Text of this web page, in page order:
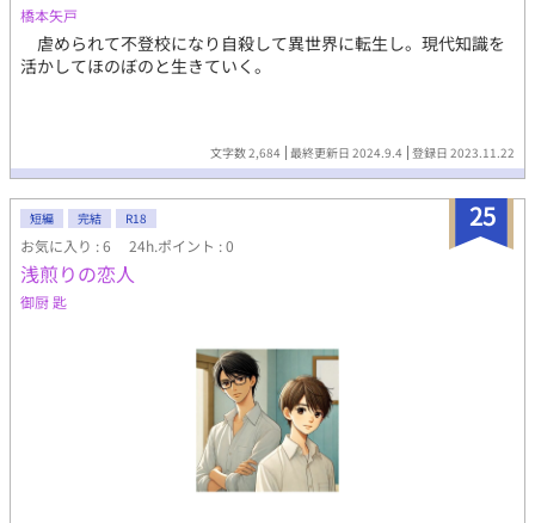
祐と田舎人・直也の切ない恋愛ストーリー
橋本矢戸
虐められて不登校になり自殺して異世界に転生し。現代知識を
活かしてほのぼのと生きていく。
文字数 2,684 最終更新日 2024.9.4 登録日 2023.11.22
25
短編 完結 R18
お気に入り : 6 24h.ポイント : 0
浅煎りの恋人
御厨 匙